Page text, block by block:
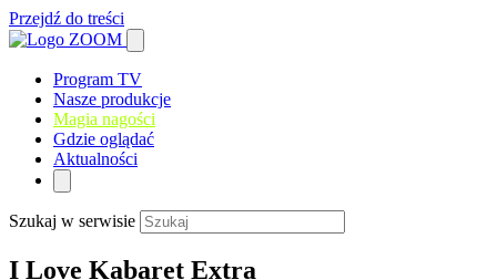
Przejdź do treści
Program TV
Nasze produkcje
Magia nagości
Gdzie oglądać
Aktualności
Szukaj w serwisie
I Love Kabaret Extra